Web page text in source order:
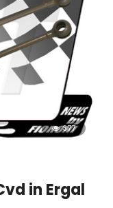
377
in Ergal